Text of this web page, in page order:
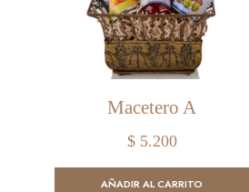
Macetero A
$5.200
AÑADIR AL CARRITO